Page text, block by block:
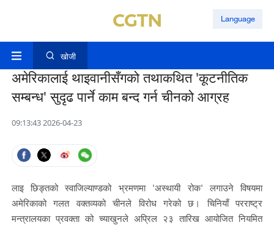
Language
खोजी
अमेरिकालाई थाइवानीसँगको तथाकथित 'कूटनीतिक
सम्बन्ध' सुदृढ पार्ने काम बन्द गर्न चीनको आग्रह
09:13:43 2026-04-23
लाइ छिङ्तको स्वाजिल्याण्डको भ्रमणमा 'अस्थायी रोक' लगाउने विषयमा
अमेरिकाको गलत वक्तव्यको चीनले विरोध गरेको छ। चिनियाँ परराष्ट्र
मन्त्रालयका प्रवक्ता को च्याखुनले अप्रिल २३ तारिख आयोजित नियमित